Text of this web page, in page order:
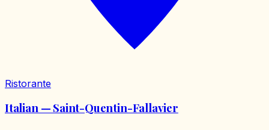
Ristorante
Italian — Saint-Quentin-Fallavier